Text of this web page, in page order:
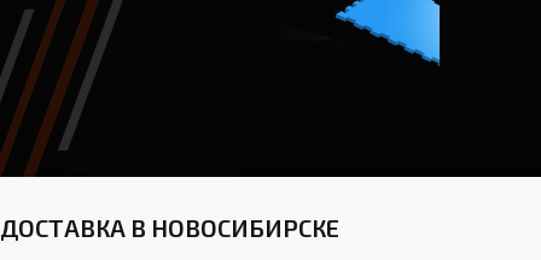
ДОСТАВКА В НОВОСИБИРСКЕ